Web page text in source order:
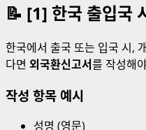
📝 [1] 한국 출입국
한국에서 출국 또는 입국 시,
다면 외국환신고서를 작성해
작성 항목 예시
성명 (영문)